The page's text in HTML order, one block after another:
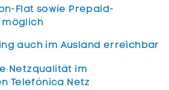
Flat sowie Prepaid-
möglich
auch im Ausland erreichbar
Netzqualität im
Telefónica Netz